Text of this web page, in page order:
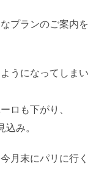
プランのご案内を
うになってしまい
ロも下がり、
み。
月末にパリに行く